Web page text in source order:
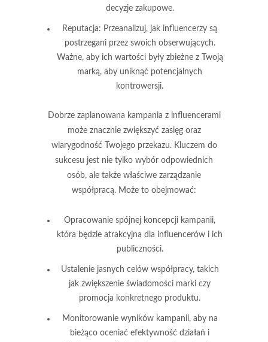
decyzje zakupowe.
Reputacja: Przeanalizuj, jak influencerzy są
postrzegani przez swoich obserwujących.
Ważne, aby ich wartości były zbieżne z Twoją
marką, aby uniknąć potencjalnych
kontrowersji.
Dobrze zaplanowana kampania z influencerami
może znacznie zwiększyć zasięgoraz
wiarygodność Twojego przekazu. Kluczem do
sukcesu jest nie tylko wybór odpowiednich
osób, ale także właściwe zarządzanie
współpracą. Może to obejmować:
Opracowanie spójnej koncepcji kampanii,
która będzie atrakcyjna dla influencerów i ich
publiczności.
Ustalenie jasnych celów współpracy, takich
jak zwiększenie świadomości marki czy
promocja konkretnego produktu.
Monitorowanie wyników kampanii, aby na
bieżąco oceniać efektywność działań i